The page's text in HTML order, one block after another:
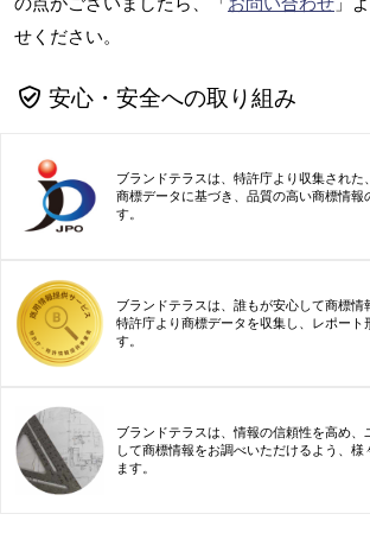
せください。
安心・安全への取り組み
ブランドテラスは、特許庁より収集され
商標データに基づき、品質の高い商標情報
す。
ブランドテラスは、誰もが安心して商標情
特許庁より商標データを収集し、レポート
す。
ブランドテラスは、情報の信頼性を高め、
して商標情報をお調べいただけるよう、
ます。